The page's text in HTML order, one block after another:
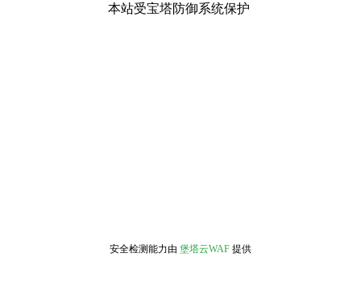
本站受宝塔防御系统保护
安全检测能力由 堡塔云WAF 提供